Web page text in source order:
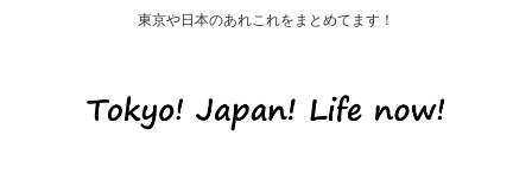
東京や日本のあれこれをまとめてます！